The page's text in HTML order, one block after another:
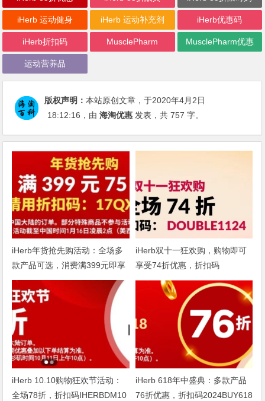
iHerb 运动健身 iHerb 运动补充剂 iHerb优惠码
iHerb折扣码 MusclePharm MusclePharm优惠
运动营养品
版权声明：本站原创文章，于2020年4月2日
18:12:16 ，由海淘优惠 发表，共 757 字。
iHerb年货抢先购活动：全场多
款产品可选，消费满399元即享
75折
iHerb双十一狂欢购，购物即可
享受74折优惠，折扣码
DOUBLE1124
iHerb 10.10购物狂欢节活动：
全场78折，折扣码IHERBDM10
iHerb 618年中盛典：多款产品
76折优惠，折扣码2024BUY618